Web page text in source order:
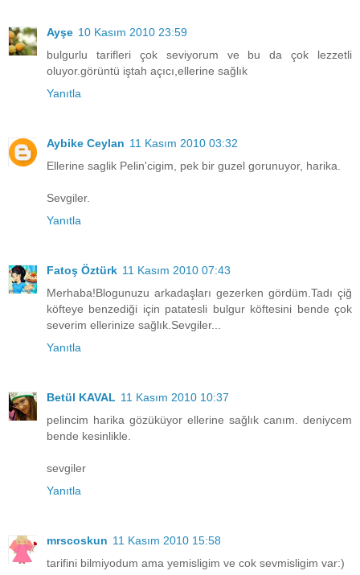
Ayşe 10 Kasım 2010 23:59
bulgurlu tarifleri çok seviyorum ve bu da çok lezzetli
oluyor.görüntü iştah açıcı,ellerine sağlık
Yanıtla
Aybike Ceylan 11 Kasım 2010 03:32
Ellerine saglik Pelin'cigim, pek bir guzel gorunuyor, harika.
Sevgiler.
Yanıtla
Fatoş Öztürk 11 Kasım 2010 07:43
Merhaba!Blogunuzu arkadaşları gezerken gördüm.Tadı çiğ
köfteye benzediği için patatesli bulgur köftesini bende çok
severim ellerinize sağlık.Sevgiler...
Yanıtla
Betül KAVAL 11 Kasım 2010 10:37
pelincim harika gözüküyor ellerine sağlık canım. deniycem
bende kesinlikle.
sevgiler
Yanıtla
mrscoskun 11 Kasım 2010 15:58
tarifini bilmiyodum ama yemisligim ve cok sevmisligim var:)